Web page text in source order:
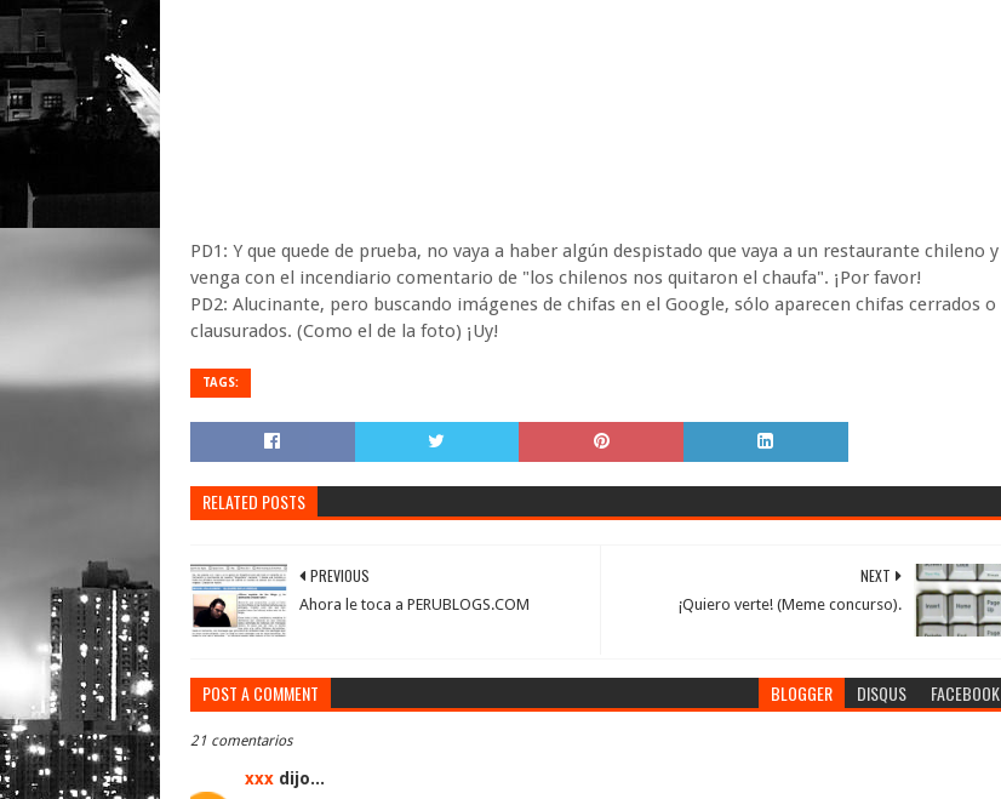
PD1: Y que quede de prueba, no vaya a haber algún despistado que vaya a un restaurante chileno y
venga con el incendiario comentario de "los chilenos nos quitaron el chaufa". ¡Por favor!
PD2: Alucinante, pero buscando imágenes de chifas en el Google, sólo aparecen chifas cerrados o
clausurados. (Como el de la foto) ¡Uy!
TAGS:
RELATED POSTS
NEXT
¡Quiero verte! (Meme concurso).
PREVIOUS
Ahora le toca a PERUBLOGS.COM
POST A COMMENT BLOGGER DISQUS FACEBOOK
21 comentarios
xxx dijo...